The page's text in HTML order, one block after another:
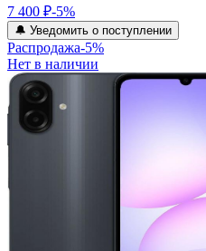
7 400 ₽-5%
🔔 Уведомить о поступлении
Распродажа-5%
Нет в наличии